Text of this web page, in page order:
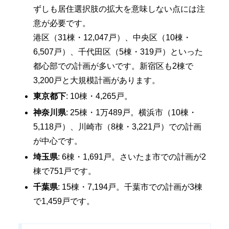
ずしも居住選択肢の拡大を意味しない点には注
意が必要です。
港区（31棟・12,047戸）、中央区（10棟・
6,507戸）、千代田区（5棟・319戸）といった
都心部での計画が多いです。新宿区も2棟で
3,200戸と大規模計画があります。
東京都下: 10棟・4,265戸。
神奈川県: 25棟・1万489戸。横浜市（10棟・
5,118戸）、川崎市（8棟・3,221戸）での計画
が中心です。
埼玉県: 6棟・1,691戸。さいたま市での計画が2
棟で751戸です。
千葉県: 15棟・7,194戸。千葉市での計画が3棟
で1,459戸です。